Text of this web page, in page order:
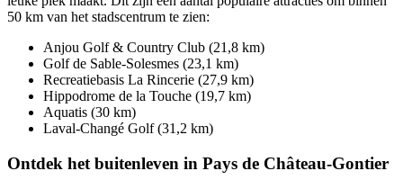
50 km van het stadscentrum te zien:
Anjou Golf & Country Club (21,8 km)
Golf de Sable-Solesmes (23,1 km)
Recreatiebasis La Rincerie (27,9 km)
Hippodrome de la Touche (19,7 km)
Aquatis (30 km)
Laval-Changé Golf (31,2 km)
Ontdek het buitenleven in Pays de Château-Gontier